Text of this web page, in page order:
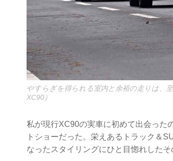
やすらぎを得られる室内と余裕の走りは、
XC90）
私が現行XC90の実車に初めて出会った
トショーだった。栄えあるトラック＆
なったスタイリングにひと目惚れした